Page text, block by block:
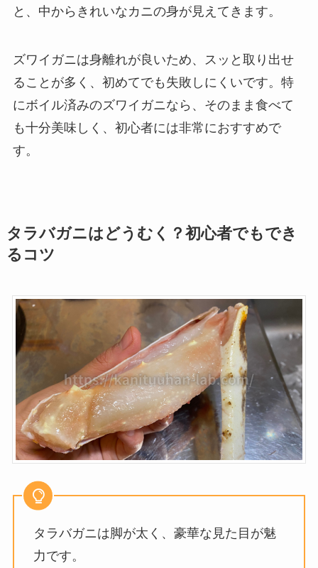
と、中からきれいなカニの身が見えてきます。
ズワイガニは身離れが良いため、スッと取り出せ
ることが多く、初めてでも失敗しにくいです。特
にボイル済みのズワイガニなら、そのまま食べて
も十分美味しく、初心者には非常におすすめで
す。
タラバガニはどうむく？初心者でもでき
るコツ
タラバガニは脚が太く、豪華な見た目が魅
力です。